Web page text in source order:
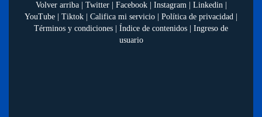
Volver arriba| Twitter| Facebook| Instagram| Linkedin|
YouTube
Tiktok Califica mi servicio Política de privacidad
Términos y condiciones
Índice de contenidos
Ingreso de
usuario